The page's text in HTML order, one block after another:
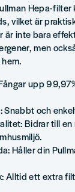
Hepa-filter
vilket är
är inte bara
men
upp
Snabbt och
Bidrar till en
Håller din
Alltid ett extra